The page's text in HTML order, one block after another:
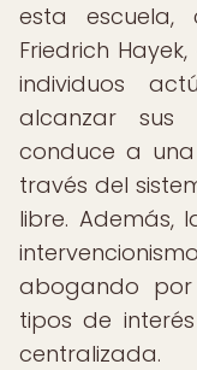
esta escuela,
Friedrich
individuos
alcanzar sus
conduce a
través del
libre. Además,
abogando
tipos de
centralizada.